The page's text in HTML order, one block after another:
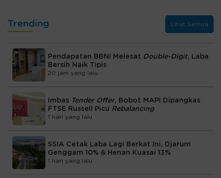
Trending Lihat Semua
Pendapatan BBNI Melesat Double-Digit, Laba
Bersih Naik Tipis
20 jam yang lalu
Imbas Tender Offer, Bobot MAPI Dipangkas
FTSE Russell Picu Rebalancing
1 hari yang lalu
SSIA Cetak Laba Lagi Berkat Ini, Djarum
Genggam 10% & Henan Kuasai 13%
1 hari yang lalu